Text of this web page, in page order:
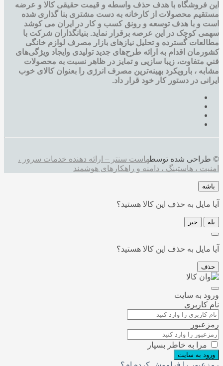
این فروشگاه با هدف حذف واسطه و قیمت حقیقی کالا و عرضه
مستقیم محصولات از کارخانه به دست مشتری بنا گذاری شده
است و با هدف توسعه و رونق کسب و کار در ایران می کوشد
سهمی کوچک در این عرصه برقرار نماید. بنیانگذاران شرکت با
مطالعات گسترده و تحليل نيازهای بازار مصرف لوازم خانگی
کشورمان اقدام به ارائه طرح‌های جديد تولیدی وایجاد ويژگی‌های
فني متفاوت، زيبا سازيی و تمايز در ظاهر نسبت به محصولات
مشابه ، بارویکرد بهینه‌ترین مصرف انرژی را بعنوان کالای خوب
ایرانی در دستور کار خود قرار داد.
© طراحی شده توسطهاست سنتر – ارائه دهنده خدمات سرور ،
امنیت ، هاستینگ ، دامنه و راهکارهای هوشمند
باشه
آیا مایل به حذف این کالا هستید؟
بله خیر
آیا مایل به حذف این کالا هستید؟
حذف
ورود به سایت
نام کاربری
رمزعبور
مرا به خاطر بسپار
ورود به سایت